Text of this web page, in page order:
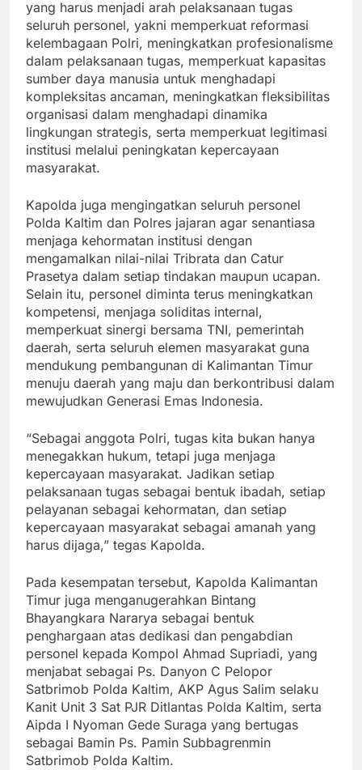
yang harus menjadi arah pelaksanaan tugas
seluruh personel, yakni memperkuat reformasi
kelembagaan Polri, meningkatkan profesionalisme
dalam pelaksanaan tugas, memperkuat kapasitas
sumber daya manusia untuk menghadapi
kompleksitas ancaman, meningkatkan fleksibilitas
organisasi dalam menghadapi dinamika
lingkungan strategis, serta memperkuat legitimasi
institusi melalui peningkatan kepercayaan
masyarakat.
Kapolda juga mengingatkan seluruh personel
Polda Kaltim dan Polres jajaran agar senantiasa
menjaga kehormatan institusi dengan
mengamalkan nilai-nilai Tribrata dan Catur
Prasetya dalam setiap tindakan maupun ucapan.
Selain itu, personel diminta terus meningkatkan
kompetensi, menjaga soliditas internal,
memperkuat sinergi bersama TNI, pemerintah
daerah, serta seluruh elemen masyarakat guna
mendukung pembangunan di Kalimantan Timur
menuju daerah yang maju dan berkontribusi dalam
mewujudkan Generasi Emas Indonesia.
“Sebagai anggota Polri, tugas kita bukan hanya
menegakkan hukum, tetapi juga menjaga
kepercayaan masyarakat. Jadikan setiap
pelaksanaan tugas sebagai bentuk ibadah, setiap
pelayanan sebagai kehormatan, dan setiap
kepercayaan masyarakat sebagai amanah yang
harus dijaga,” tegas Kapolda.
Pada kesempatan tersebut, Kapolda Kalimantan
Timur juga menganugerahkan Bintang
Bhayangkara Nararya sebagai bentuk
penghargaan atas dedikasi dan pengabdian
personel kepada Kompol Ahmad Supriadi, yang
menjabat sebagai Ps. Danyon C Pelopor
Satbrimob Polda Kaltim, AKP Agus Salim selaku
Kanit Unit 3 Sat PJR Ditlantas Polda Kaltim, serta
Aipda I Nyoman Gede Suraga yang bertugas
sebagai Bamin Ps. Pamin Subbagrenmin
Satbrimob Polda Kaltim.